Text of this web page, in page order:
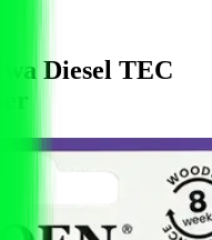
Diesel TEC